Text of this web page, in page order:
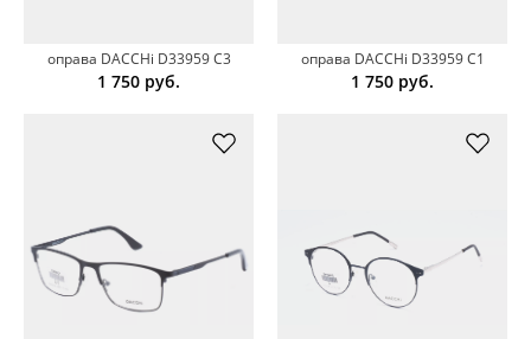
оправа DACCHi D33959 C3
1 750 руб.
оправа DACCHi D33959 C1
1 750 руб.